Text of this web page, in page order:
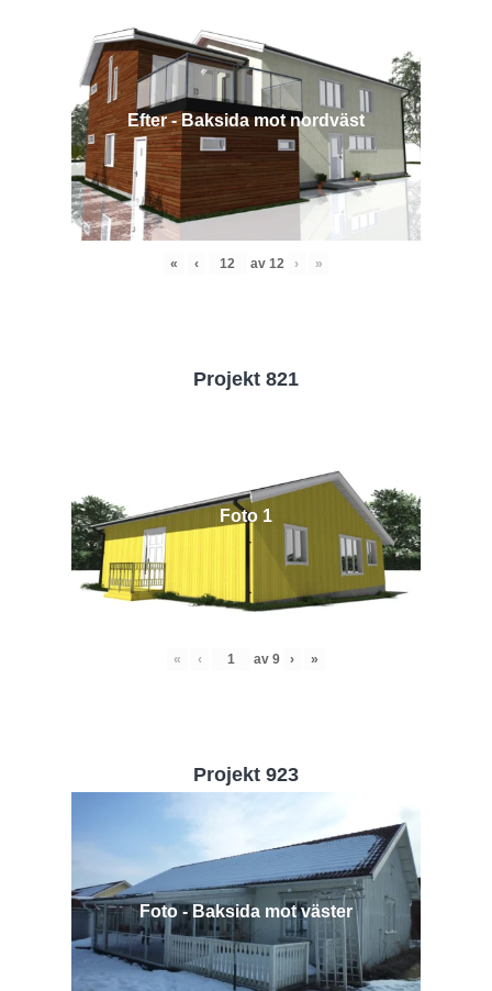
Efter - Baksida mot nordväst
« ‹ av 12 › »
Projekt 821
Foto 1
« ‹ av 9 › »
Projekt 923
Foto - Baksida mot väster